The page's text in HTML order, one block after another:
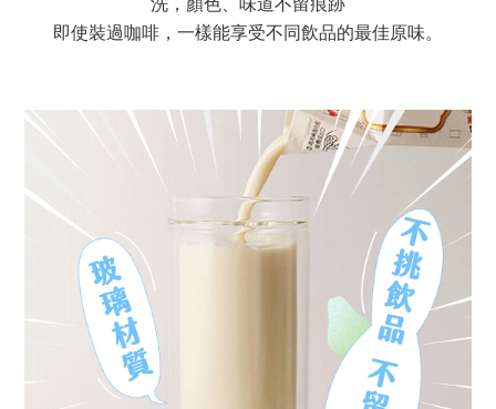
洗，顏色、味道不留痕跡
即使裝過咖啡，一樣能享受不同飲品的最佳原味。